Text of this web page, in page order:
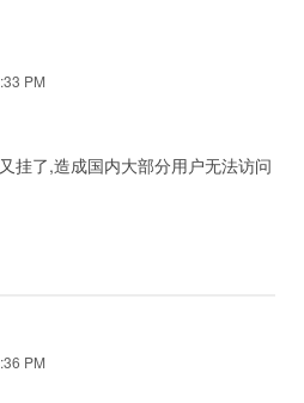
PM
挂了,造成国内大部分用户无法访问
PM